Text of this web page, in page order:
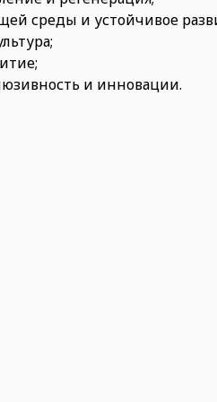
среды и устойчивое
и инновации.